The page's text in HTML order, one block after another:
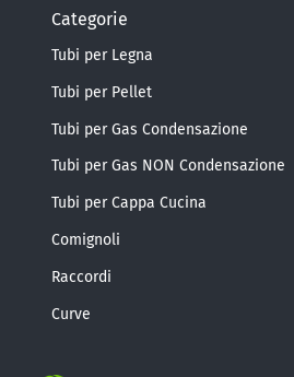
Categorie
Tubi per Legna
Tubi per Pellet
Tubi per Gas Condensazione
Tubi per Gas NON Condensazione
Tubi per Cappa Cucina
Comignoli
Raccordi
Curve